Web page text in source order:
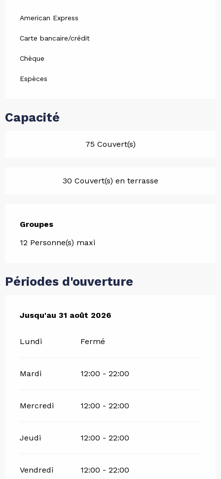
American Express
Carte bancaire/crédit
Chèque
Espèces
Capacité
75 Couvert(s)
30 Couvert(s) en terrasse
Groupes
Groupes
12 Personne(s) maxi
Périodes d'ouverture
Du6 juillet 2026 au31 août 2026
Jusqu'au 31 août 2026
Lundi Fermé
Mardi 12:00 - 22:00
Mercredi 12:00 - 22:00
Jeudi 12:00 - 22:00
Vendredi 12:00 - 22:00